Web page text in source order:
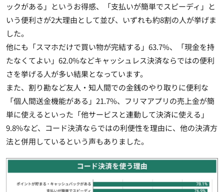
ックがある」というお得感、「支払いが簡単でスピーディ」と
いう便利さが2大理由として並び、いずれも約8割の人が挙げま
した。
他にも「スマホだけで買い物が完結する」63.7%、「現金を持
たなくてよい」62.0%などキャッシュレス決済ならではの便利
さを挙げる人が多い結果となっています。
また、割り勘など友人・知人間での金銭のやり取りに便利な
「個人間送金機能がある」21.7%、フリマアプリの売上金が簡
単に使えるといった「他サービスと連動して決済に使える」
9.8%など、コード決済ならではの利便性を理由に、他の決済方
法と併用しているという声もありました。